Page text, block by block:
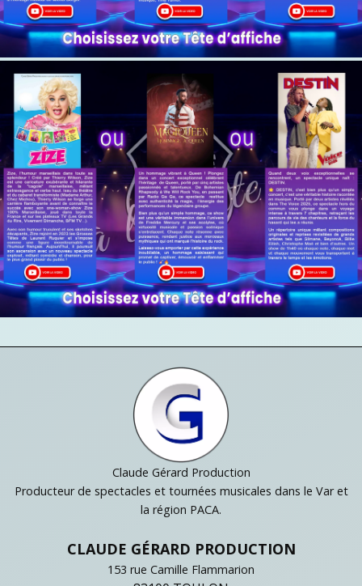
Claude Gérard Production
Producteur de spectacles et tournées musicales dans le Var et
la région PACA.
CLAUDE GÉRARD PRODUCTION
153 rue Camille Flammarion